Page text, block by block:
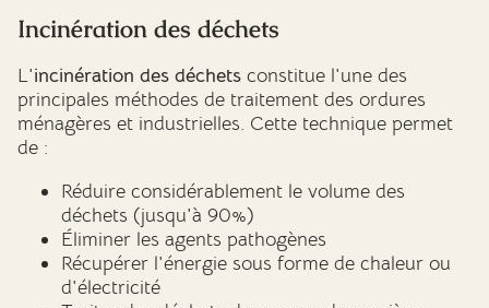
Incinération des déchets
L'incinération des déchets constitue l'une des
principales méthodes de traitement des ordures
ménagères et industrielles. Cette technique permet
de :
Réduire considérablement le volume des
déchets (jusqu'à 90%)
Éliminer les agents pathogènes
Récupérer l'énergie sous forme de chaleur ou
d'électricité